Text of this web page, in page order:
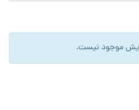
موجود نیست.